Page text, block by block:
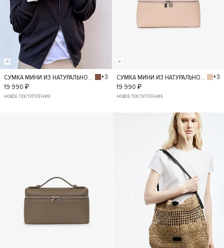
S
СУМКА МИНИ ИЗ НАТУРАЛЬНОЙ КОЖИ
+3
19 990 ₽
НОВОЕ ПОСТУПЛЕНИЕ
S
СУМКА МИНИ ИЗ НАТУРАЛЬНОЙ КОЖИ
+3
19 990 ₽
НОВОЕ ПОСТУПЛЕНИЕ
- 30%